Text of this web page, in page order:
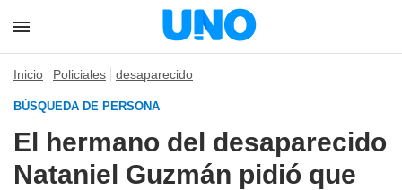
Inicio Policiales desaparecido
BÚSQUEDA DE PERSONA
El hermano del desaparecido
Nataniel Guzmán pidió que